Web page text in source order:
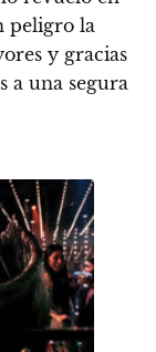
peligro la
y gracias
a una segura